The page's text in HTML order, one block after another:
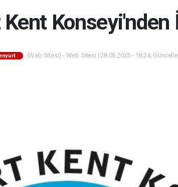
(Web Sitesi) - Web Sitesi | 28.05.2025 - 18:24,